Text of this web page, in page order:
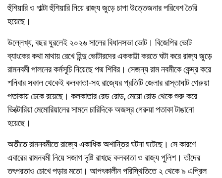
হুঁশিয়ারি ও পাল্টা হুঁশিয়ারি নিয়ে রাজ্য জুড়ে চাপা উত্তেজনার পরিবেশ তৈরি
হয়েছে।
উল্লেখ্য, বছর ঘুরলেই ২০২৬ সালের বিধানসভা ভোট। বিজেপির ভোট
ব্যাংকের কথা মাথায় রেখে হিন্দু ভোটারদের এককাট্টা করতে ঘটা করে রাজ্য জুড়ে
রামনবমী পালনের কর্মসূচি নিয়েছে পদ্ম শিবির। সেজন্য রাম নবমীকে কেন্দ্র করে
শনিবার সকাল থেকেই কলকাতা-সহ রাজ্যের প্রতিটি জেলার রাস্তাঘাট গেরুয়া
পতাকায় ঢেকে রয়েছে। কলকাতার রেড রোড, মেয়ো রোড থেকে শুরু করে
ভিক্টোরিয়া মেমোরিয়ালের সামনে চারিদিকে অজস্র গেরুয়া পতাকা টাঙানো
হয়েছে।
অতীতে রামনবমীতে রাজ্যে একাধিক অশান্তির ঘটনা ঘটেছে। সে কারণে
এবারের রামনবমী নিয়ে সজাগ দৃষ্টি রাখছে কলকাতা ও রাজ্য পুলিশ। তাঁদের
তৎপরতাও চোখে পড়ার মতো। আপৎকালীন পরিস্থিতিতে ২ থেকে ৯ এপ্রিল